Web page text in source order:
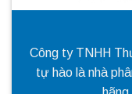
Công ty TNHH
tự hào là nhà